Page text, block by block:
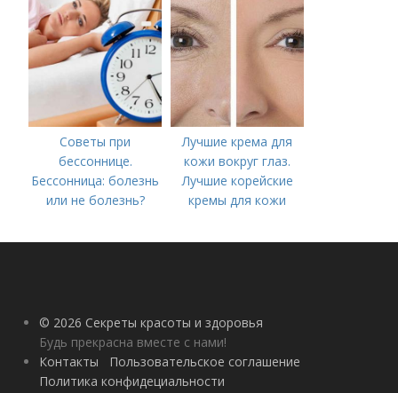
Советы при
бессоннице.
Бессонница: болезнь
или не болезнь?
Лучшие крема для
кожи вокруг глаз.
Лучшие корейские
кремы для кожи
году
© 2026 Секреты красоты и здоровья
Будь прекрасна вместе с нами!
Контакты
Пользовательское соглашение
Политика конфидециальности